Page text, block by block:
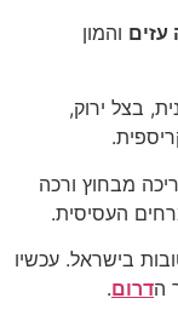
עזים והמון
בצל ירוק,
מבחוץ ורכה
העסיסית.
בישראל. עכשיו
הדרום.